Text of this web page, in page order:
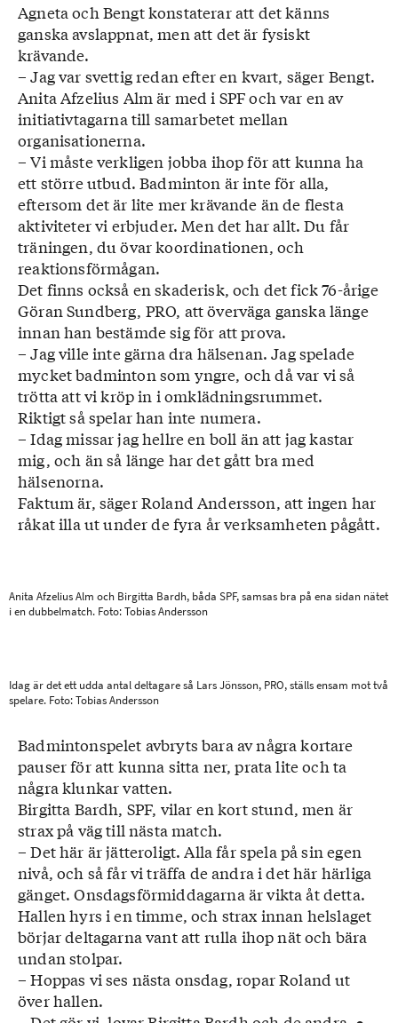
Agneta och Bengt konstaterar att det känns
ganska avslappnat, men att det är fysiskt
krävande.
– Jag var svettig redan efter en kvart, säger Bengt.
Anita Afzelius Alm är med i SPF och var en av
initiativtagarna till samarbetet mellan
organisationerna.
– Vi måste verkligen jobba ihop för att kunna ha
ett större utbud. Badminton är inte för alla,
eftersom det är lite mer krävande än de flesta
aktiviteter vi erbjuder. Men det har allt. Du får
träningen, du övar koordinationen, och
reaktionsförmågan.
Det finns också en skaderisk, och det fick 76-årige
Göran Sundberg, PRO, att överväga ganska länge
innan han bestämde sig för att prova.
– Jag ville inte gärna dra hälsenan. Jag spelade
mycket badminton som yngre, och då var vi så
trötta att vi kröp in i omklädningsrummet.
Riktigt så spelar han inte numera.
– Idag missar jag hellre en boll än att jag kastar
mig, och än så länge har det gått bra med
hälsenorna.
Faktum är, säger Roland Andersson, att ingen har
råkat illa ut under de fyra år verksamheten pågått.
Anita Afzelius Alm och Birgitta Bardh, båda SPF, samsas bra på ena sidan nätet
i en dubbelmatch. Foto: Tobias Andersson
Idag är det ett udda antal deltagare så Lars Jönsson, PRO, ställs ensam mot två
spelare. Foto: Tobias Andersson
Badmintonspelet avbryts bara av några kortare
pauser för att kunna sitta ner, prata lite och ta
några klunkar vatten.
Birgitta Bardh, SPF, vilar en kort stund, men är
strax på väg till nästa match.
– Det här är jätteroligt. Alla får spela på sin egen
nivå, och så får vi träffa de andra i det här härliga
gänget. Onsdagsförmiddagarna är vikta åt detta.
Hallen hyrs i en timme, och strax innan helslaget
börjar deltagarna vant att rulla ihop nät och bära
undan stolpar.
– Hoppas vi ses nästa onsdag, ropar Roland ut
över hallen.